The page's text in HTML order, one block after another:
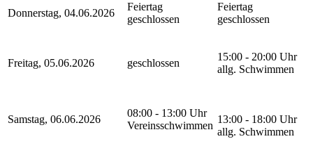
Donnerstag, 04.06.2026
Feiertag
geschlossen
Feiertag
geschlossen
Freitag, 05.06.2026 geschlossen
15:00 - 20:00 Uhr
allg. Schwimmen
Samstag, 06.06.2026
08:00 - 13:00 Uhr
Vereinsschwimmen
13:00 - 18:00 Uhr
allg. Schwimmen